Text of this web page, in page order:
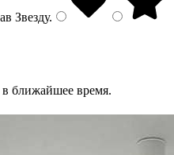
Звезду.
ближайшее время.